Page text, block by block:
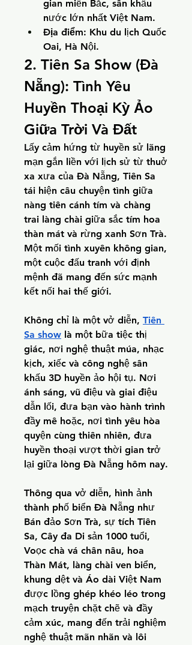
gian miền Bắc, sân khấu
nước lớn nhất Việt Nam.
Địa điểm: Khu du lịch Quốc
Oai, Hà Nội.
2. Tiên Sa Show (Đà
Nẵng): Tình Yêu
Huyền Thoại Kỳ Ảo
Giữa Trời Và Đất
Lấy cảm hứng từ huyền sử lãng
mạn gắn liền với lịch sử từ thuở
xa xưa của Đà Nẵng, Tiên Sa
tái hiện câu chuyện tình giữa
nàng tiên cánh tím và chàng
trai làng chài giữa sắc tím hoa
thàn mát và rừng xanh Sơn Trà.
Một mối tình xuyên không gian,
một cuộc đấu tranh với định
mệnh đã mang đến sức mạnh
kết nối hai thế giới.
Không chỉ là một vở diễn, Tiên
Sa show là một bữa tiệc thị
giác, nơi nghệ thuật múa, nhạc
kịch, xiếc và công nghệ sân
khấu 3D huyền ảo hội tụ. Nơi
ánh sáng, vũ điệu và giai điệu
dẫn lối, đưa bạn vào hành trình
đầy mê hoặc, nơi tình yêu hòa
quyện cùng thiên nhiên, đưa
huyền thoại vượt thời gian trở
lại giữa lòng Đà Nẵng hôm nay.
Thông qua vở diễn, hình ảnh
thành phố biển Đà Nẵng như
Bán đảo Sơn Trà, sự tích Tiên
Sa, Cây đa Di sản 1000 tuổi,
Voọc chà vá chân nâu, hoa
Thàn Mát, làng chài ven biển,
khung dệt và Áo dài Việt Nam
được lồng ghép khéo léo trong
mạch truyện chặt chẽ và đầy
cảm xúc, mang đến trải nghiệm
nghệ thuật mãn nhãn và lôi